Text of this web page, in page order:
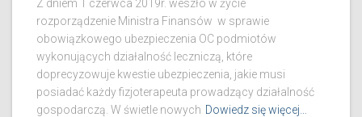
Z dniem 1 czerwca 2019r. weszło w życie
rozporządzenie Ministra Finansów w sprawie
obowiązkowego ubezpieczenia OC podmiotów
wykonujących działalność leczniczą, które
doprecyzowuje kwestie ubezpieczenia, jakie musi
posiadać każdy fizjoterapeuta prowadzący działalność
gospodarczą. W świetle nowych Dowiedz się więcej…